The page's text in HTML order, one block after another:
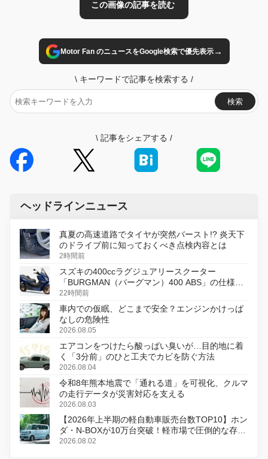
Motor Fan のニュースをGoogle検索で優先表示→
\ キーワードで記事を検索する /
検索
\ 記事をシェアする /
ヘッドラインニュース
真夏の高速道路でタイヤが突然バースト!? 炎天下
のドライブ前に知っておくべき点検内容とは
2時間前
スズキの400ccラグジュアリースクーター
「BURGMAN（バーグマン）400 ABS」の仕様を
変更し、8月18日に発売
22時間前
車内での仮眠、どこまで安全？エンジンかけっぱ
なしの危険性
2026.08.05
エアコンをつけたら酸っぱい臭いが…目的地に着
く「3分前」のひと工夫でカビを防ぐ方法
2026.08.04
令和8年熊本地震で「通れる道」を可視化、クルマ
の走行データが災害対応を支える
2026.08.03
【2026年上半期の軽自動車販売台数TOP10】ホン
ダ・N-BOXが10万台突破！軽市場で圧倒的な存在
感
2026.08.02